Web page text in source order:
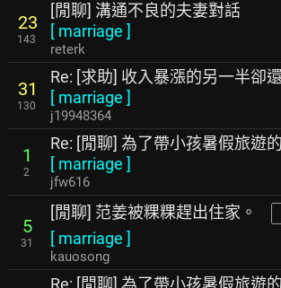
23
143
[閒聊] 溝通不良的夫妻對話
[ marriage ]
reterk
31
130
Re: [求助] 收入暴漲的另一半卻
[ marriage ]
j19948364
1
2
Re: [閒聊] 為了帶小孩暑假旅遊
[ marriage ]
jfw616
5
31
[閒聊] 范姜被粿粿趕出住家。
[ marriage ]
kauosong
Re: [閒聊] 為了帶小孩暑假旅遊